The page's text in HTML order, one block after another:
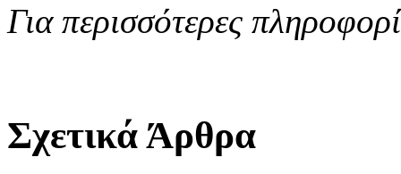
Για περισσότερες
Σχετικά Άρθρα